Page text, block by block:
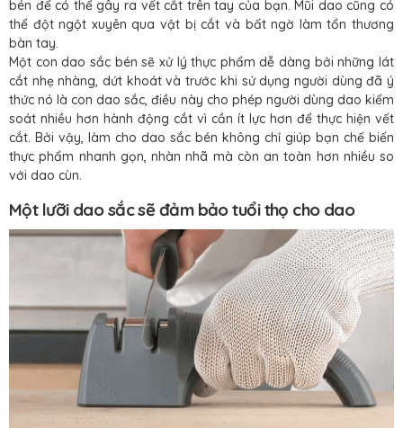
bén để có thể gây ra vết cắt trên tay của bạn. Mũi dao cũng có
thể đột ngột xuyên qua vật bị cắt và bất ngờ làm tổn thương
bàn tay.
Một con dao sắc bén sẽ xử lý thực phẩm dễ dàng bởi những lát
cắt nhẹ nhàng, dứt khoát và trước khi sử dụng người dùng đã ý
thức nó là con dao sắc, điều này cho phép người dùng dao kiểm
soát nhiều hơn hành động cắt vì cần ít lực hơn để thực hiện vết
cắt. Bởi vậy, làm cho dao sắc bén không chỉ giúp bạn chế biến
thực phẩm nhanh gọn, nhàn nhã mà còn an toàn hơn nhiều so
với dao cùn.
Một lưỡi dao sắc sẽ đảm bảo tuổi thọ cho dao